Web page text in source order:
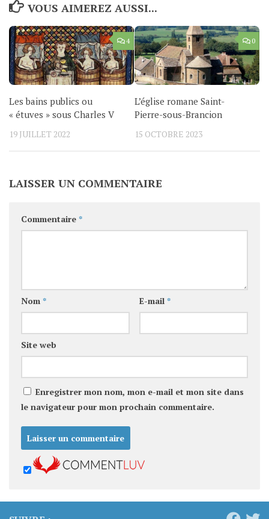
VOUS AIMEREZ AUSSI...
4
Les bains publics ou
« étuves » sous Charles V
19 JUILLET 2022
0
L’église romane Saint-
Pierre-sous-Brancion
15 OCTOBRE 2023
LAISSER UN COMMENTAIRE
Commentaire *
Nom * E-mail *
Site web
Enregistrer mon nom, mon e-mail et mon site dans
le navigateur pour mon prochain commentaire.